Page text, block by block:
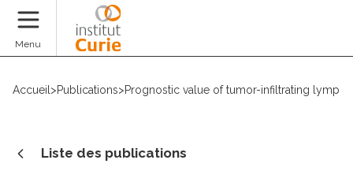
Menu
Accueil >Publications>Prognostic value of tumor-infiltrating
Liste des publications